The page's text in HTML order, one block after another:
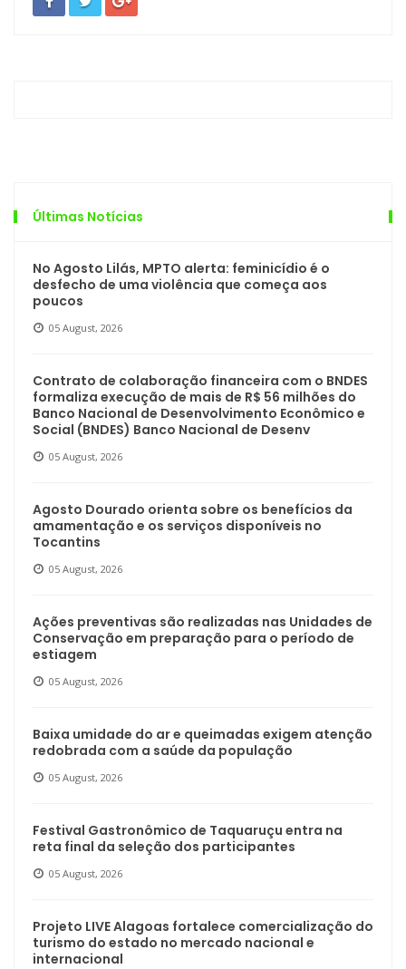
Últimas Notícias
No Agosto Lilás, MPTO alerta: feminicídio é o
desfecho de uma violência que começa aos
poucos
05 August, 2026
Contrato de colaboração financeira com o BNDES
formaliza execução de mais de R$ 56 milhões do
Banco Nacional de Desenvolvimento Econômico e
Social (BNDES) Banco Nacional de Desenv
05 August, 2026
Agosto Dourado orienta sobre os benefícios da
amamentação e os serviços disponíveis no
Tocantins
05 August, 2026
Ações preventivas são realizadas nas Unidades de
Conservação em preparação para o período de
estiagem
05 August, 2026
Baixa umidade do ar e queimadas exigem atenção
redobrada com a saúde da população
05 August, 2026
Festival Gastronômico de Taquaruçu entra na
reta final da seleção dos participantes
05 August, 2026
Projeto LIVE Alagoas fortalece comercialização do
turismo do estado no mercado nacional e
internacional